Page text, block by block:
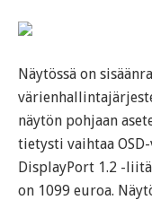
Näytössä on
näytön pohjaan
tietysti vaihtaa
DisplayPort 1.2 -
on 1099 euroa.